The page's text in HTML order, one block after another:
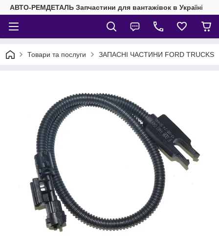
АВТО-РЕМДЕТАЛЬ Запчастини для вантажівок в Україні
Товари та послуги ЗАПАСНІ ЧАСТИНИ FORD TRUCKS